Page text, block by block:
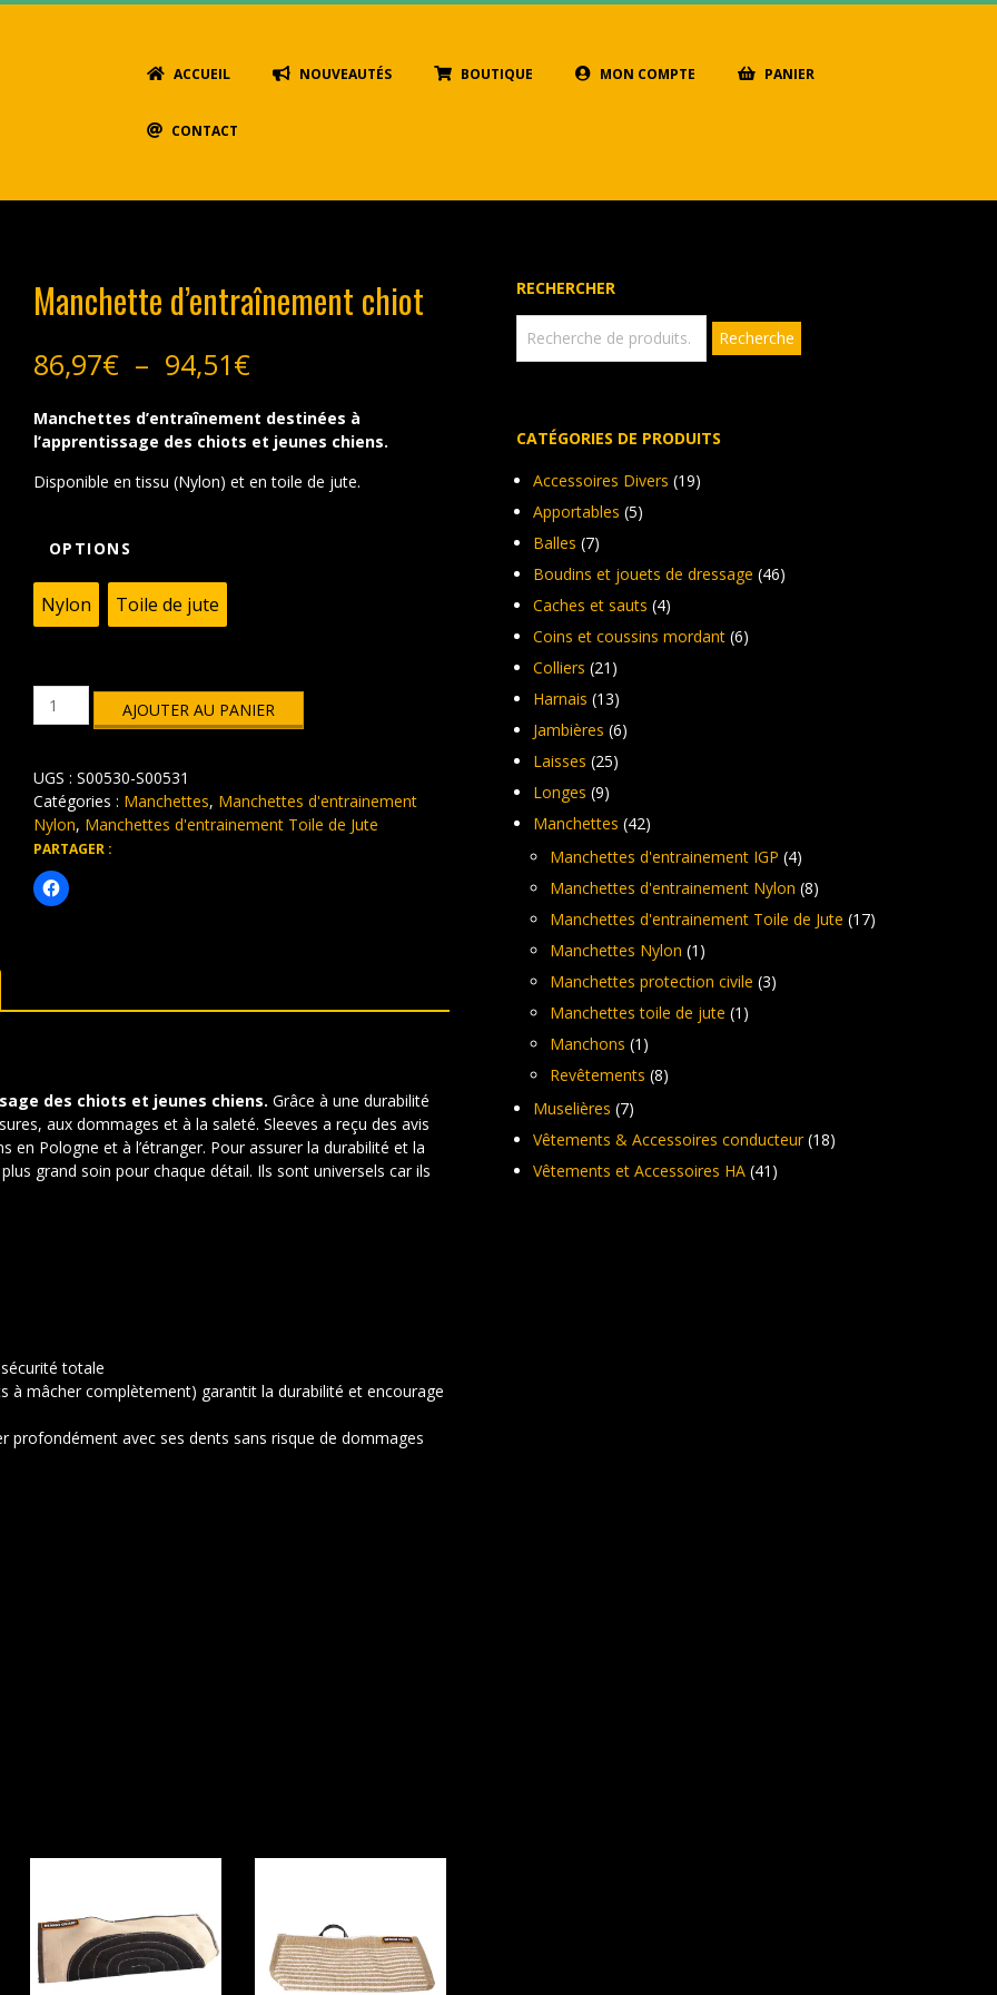
NavigationACCUEIL NOUVEAUTÉS BOUTIQUE MON COMPTE PANIER
CONTACT
Manchette d’entraînement chiot
86,97€ – 94,51€Plage
de
prix :
86,97€
à
94,51€
Manchettes d’entraînement destinées à
l’apprentissage des chiots et jeunes chiens.
Disponible en tissu (Nylon) et en toile de jute.
OPTIONS
Nylon Toile de jute
quantité
chiot
AJOUTER AU PANIER
UGS : S00530-S00531
Catégories : Manchettes, Manchettes d'entrainement
Nylon, Manchettes d'entrainement Toile de Jute
PARTAGER :
des chiots et jeunes chiens. Grâce à une durabilité
aux dommages et à la saleté. Sleeves a reçu des avis
Pologne et à l’étranger. Pour assurer la durabilité et la
grand soin pour chaque détail. Ils sont universels car ils
totale
à mâcher complètement) garantit la durabilité et encourage
profondément avec ses dents sans risque de dommages
RECHERCHER
pour :
Recherche
CATÉGORIES DE PRODUITS
Accessoires Divers (19)
Apportables (5)
Balles (7)
Boudins et jouets de dressage (46)
Caches et sauts (4)
Coins et coussins mordant (6)
Colliers (21)
Harnais (13)
Jambières (6)
Laisses (25)
Longes (9)
Manchettes (42)
Manchettes d'entrainement IGP (4)
Manchettes d'entrainement Nylon (8)
Manchettes d'entrainement Toile de Jute (17)
Manchettes Nylon (1)
Manchettes protection civile (3)
Manchettes toile de jute (1)
Manchons (1)
Revêtements (8)
Muselières (7)
Vêtements & Accessoires conducteur (18)
Vêtements et Accessoires HA (41)